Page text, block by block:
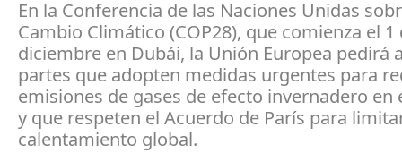
En la Conferencia de las Naciones Unidas
Cambio Climático (COP28), que comienza el 1
diciembre en Dubái, la Unión Europea pedirá
partes que adopten medidas urgentes para
emisiones de gases de efecto invernadero en
y que respeten el Acuerdo de París para
calentamiento global.